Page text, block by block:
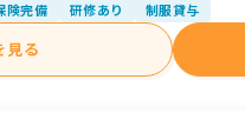
険完備 研修あり 制服貸与
見る